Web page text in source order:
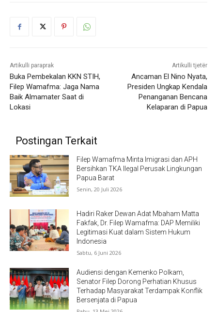
Artikulli paraprak
Buka Pembekalan KKN STIH,
Filep Wamafma: Jaga Nama
Baik Almamater Saat di
Lokasi
Artikulli tjetër
Ancaman El Nino Nyata,
Presiden Ungkap Kendala
Penanganan Bencana
Kelaparan di Papua
Postingan Terkait
Filep Wamafma Minta Imigrasi dan APH
Bersihkan TKA Ilegal Perusak Lingkungan
Papua Barat
Senin, 20 Juli 2026
Hadiri Raker Dewan Adat Mbaham Matta
Fakfak, Dr. Filep Wamafma: DAP Memiliki
Legitimasi Kuat dalam Sistem Hukum
Indonesia
Sabtu, 6 Juni 2026
Audiensi dengan Kemenko Polkam,
Senator Filep Dorong Perhatian Khusus
Terhadap Masyarakat Terdampak Konflik
Bersenjata di Papua